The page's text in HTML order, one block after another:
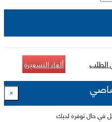
الطلب ألغاء التسعيرة
×
في حال توفره لديك